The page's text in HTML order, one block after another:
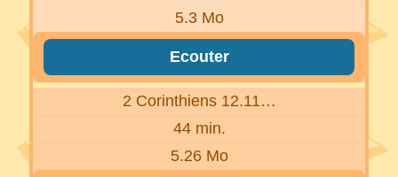
5.3 Mo
Ecouter
2 Corinthiens 12.11…
44 min.
5.26 Mo